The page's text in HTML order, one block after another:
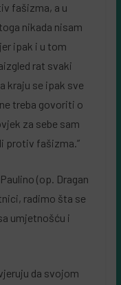
fašizma, a u
nikada nisam
ipak i u tom
rat svaki
kraju se ipak sve
treba govoriti o
za sebe sam
protiv fašizma.”
(op. Dragan
radimo šta se
umjetnošću i
da svojom